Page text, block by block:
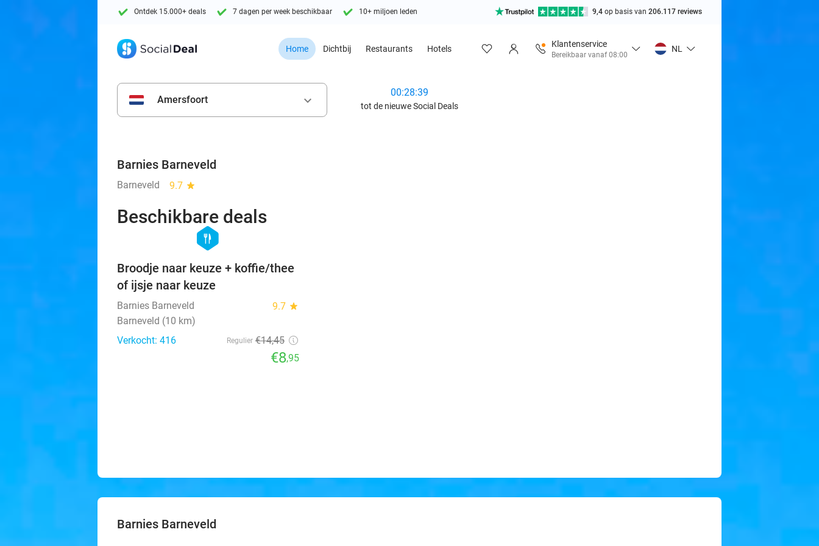
Ontdek 15.000+ deals 7 dagen per week beschikbaar 10+ miljoen leden 9,4 op basis van 206.117 reviews
Home Dichtbij Restaurants Hotels
Klantenservice
Bereikbaar vanaf 08:00
NL
Amersfoort keyboard_arrow_down
00:28:37
tot de nieuwe Social Deals
Barnies Barneveld
Barneveld 9.7 star
Beschikbare deals
hexagon
food
Broodje naar keuze + koffie/thee
of ijsje naar keuze
Barnies Barneveld 9.7 star
Barneveld (10 km)
Verkocht: 416
Regulier €14,45
€8,95
Barnies Barneveld